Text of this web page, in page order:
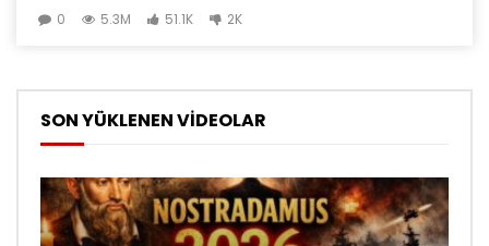
0 5.3M 51.1K 2K
SON YÜKLENEN VİDEOLAR